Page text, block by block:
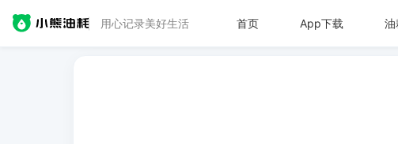
用心记录美好生活 首页 App下载 油